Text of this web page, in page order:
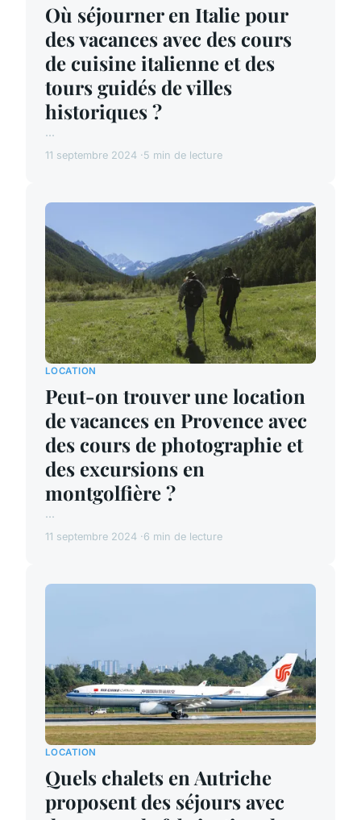
Où séjourner en Italie pour
des vacances avec des cours
de cuisine italienne et des
tours guidés de villes
historiques ?
...
11 septembre 2024 5 min de lecture
LOCATION
Peut-on trouver une location
de vacances en Provence avec
des cours de photographie et
des excursions en
montgolfière ?
...
11 septembre 2024 6 min de lecture
LOCATION
Quels chalets en Autriche
proposent des séjours avec